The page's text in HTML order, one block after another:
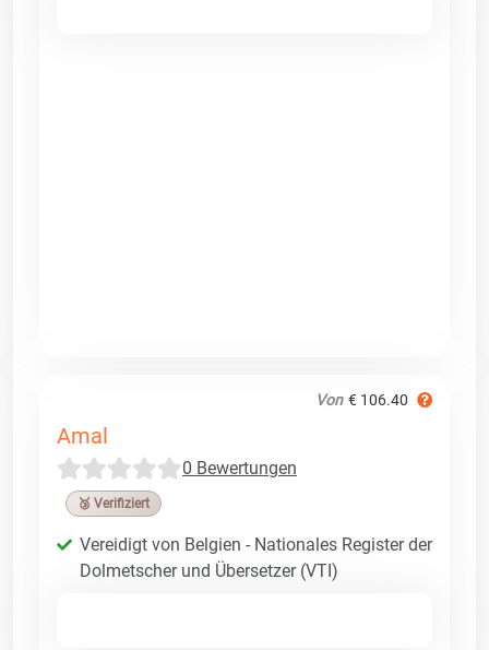
Von € 106.40
Amal
0 Bewertungen
🥉 Verifiziert
Vereidigt von Belgien - Nationales Register der
Dolmetscher und Übersetzer (VTI)